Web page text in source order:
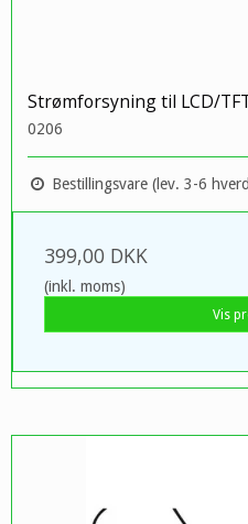
Strømforsyning til LCD/
0206
Bestillingsvare (lev. 3-6
399,00 DKK
(inkl. moms)
Vis